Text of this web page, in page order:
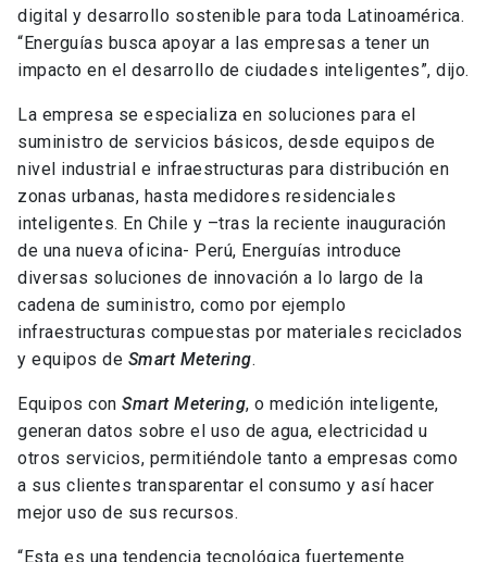
digital y desarrollo sostenible para toda Latinoamérica.
“Energuías busca apoyar a las empresas a tener un
impacto en el desarrollo de ciudades inteligentes”, dijo.
La empresa se especializa en soluciones para el
suministro de servicios básicos, desde equipos de
nivel industrial e infraestructuras para distribución en
zonas urbanas, hasta medidores residenciales
inteligentes. En Chile y –tras la reciente inauguración
de una nueva oficina- Perú, Energuías introduce
diversas soluciones de innovación a lo largo de la
cadena de suministro, como por ejemplo
infraestructuras compuestas por materiales reciclados
y equipos de Smart Metering.
Equipos con Smart Metering, o medición inteligente,
generan datos sobre el uso de agua, electricidad u
otros servicios, permitiéndole tanto a empresas como
a sus clientes transparentar el consumo y así hacer
mejor uso de sus recursos.
“Esta es una tendencia tecnológica fuertemente